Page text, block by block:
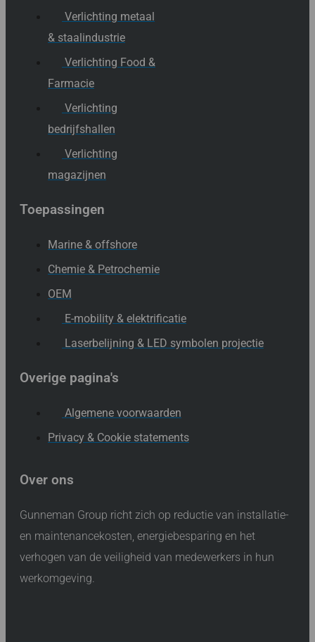
Verlichting metaal
& staalindustrie
Verlichting Food &
Farmacie
Verlichting
bedrijfshallen
Verlichting
magazijnen
Toepassingen
Marine & offshore
Chemie & Petrochemie
OEM
E-mobility & elektrificatie
Laserbelijning & LED symbolen projectie
Overige pagina's
Algemene voorwaarden
Privacy & Cookie statements
Over ons
Gunneman Group richt zich op reductie van installatie-
en maintenancekosten, energiebesparing en het
verhogen van de veiligheid van medewerkers in hun
werkomgeving.